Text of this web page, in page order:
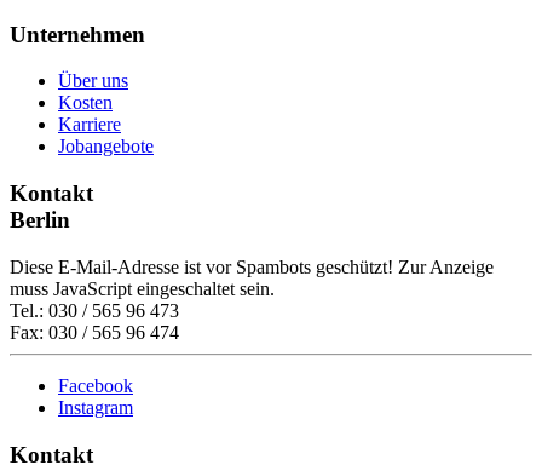
Unternehmen
Über uns
Kosten
Karriere
Jobangebote
Kontakt
Berlin
Diese E-Mail-Adresse ist vor Spambots geschützt! Zur Anzeige
muss JavaScript eingeschaltet sein.
Tel.: 030 / 565 96 473
Fax: 030 / 565 96 474
Facebook
Instagram
Kontakt